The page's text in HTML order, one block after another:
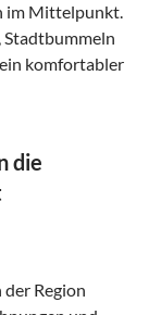
im Mittelpunkt.
Stadtbummeln
komfortabler
die
Region